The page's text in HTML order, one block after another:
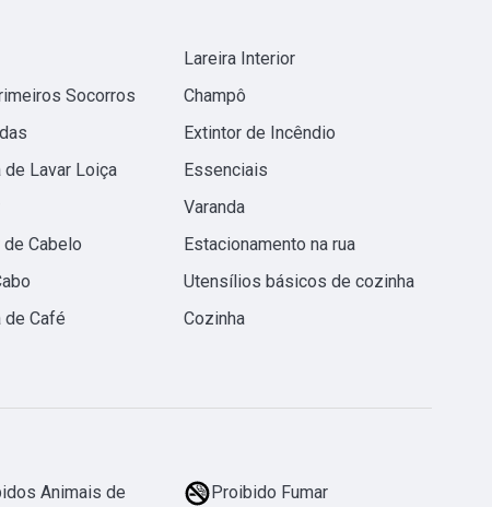
Lareira Interior
Socorros
Champô
Extintor de Incêndio
de Lavar Loiça
Essenciais
Varanda
Cabelo
Estacionamento na rua
Utensílios básicos de cozinha
de Café
Cozinha
Animais de
Proibido Fumar